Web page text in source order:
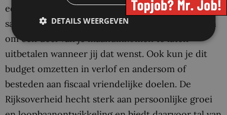
een deel van je arbeidsvoorwaarden zelf
samenstellen. Je kunt er bijvoorbeeld voor kiezen
om een deel van je maandinkomen te laten
uitbetalen wanneer jij dat wenst. Ook kun je dit
budget omzetten in verlof en andersom of
besteden aan fiscaal vriendelijke doelen. De
Rijksoverheid hecht sterk aan persoonlijke groei
DETAILS WEERGEVEN